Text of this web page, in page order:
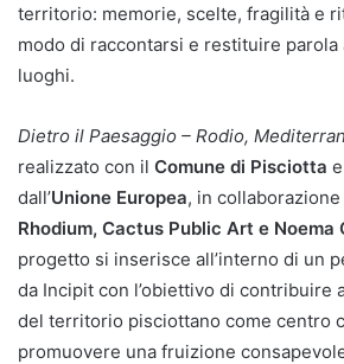
territorio: memorie, scelte, fragilità e
modo di raccontarsi e restituire parola
luoghi.
Dietro il Paesaggio – Rodio,
realizzato con il Comune di Pisciotta
dall’Unione Europea, in collaborazione
Rhodium, Cactus Public Art e Noema
progetto si inserisce all’interno di un
da Incipit con l’obiettivo di contribuire
del territorio pisciottano come centro
promuovere una fruizione